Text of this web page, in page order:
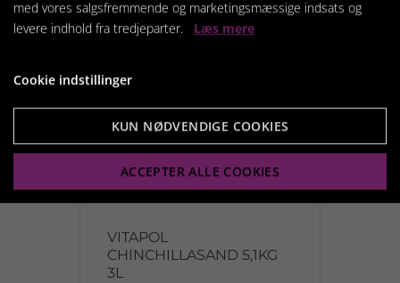
VITAPOL
CHINCHILLASAND 5,1KG
3L
med vores salgsfremmende og marketingsmæssige indsats og
levere indhold fra tredjeparter. Læs mere
Cookie indstillinger
KUN NØDVENDIGE COOKIES
ACCEPTER ALLE COOKIES